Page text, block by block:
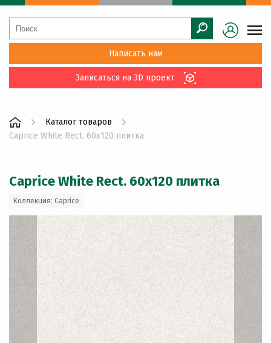
Написать нам
Записаться на 3D проект
Каталог товаров
Caprice White Rect. 60x120 плитка
Caprice White Rect. 60x120 плитка
Коллекция: Caprice